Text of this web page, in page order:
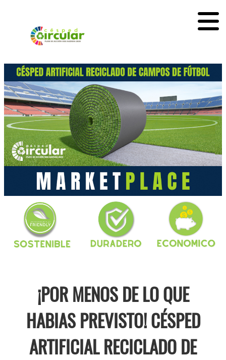
¡POR MENOS DE LO QUE
HABIAS PREVISTO! CÉSPED
ARTIFICIAL RECICLADO DE